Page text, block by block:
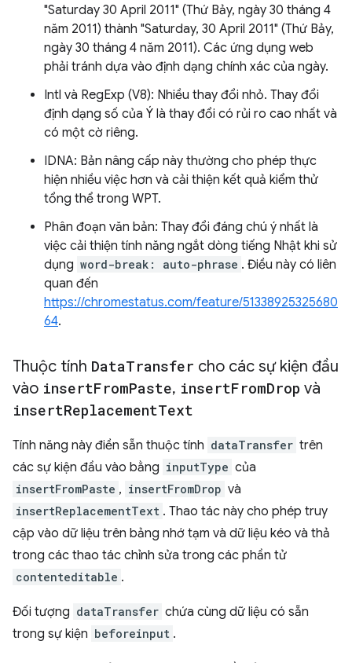
"Saturday 30 April 2011" (Thứ Bảy, ngày 30 tháng 4
năm 2011) thành "Saturday, 30 April 2011" (Thứ Bảy,
ngày 30 tháng 4 năm 2011). Các ứng dụng web
phải tránh dựa vào định dạng chính xác của ngày.
Intl và RegExp (V8): Nhiều thay đổi nhỏ. Thay đổi
định dạng số của Ý là thay đổi có rủi ro cao nhất và
có một cờ riêng.
IDNA: Bản nâng cấp này thường cho phép thực
hiện nhiều việc hơn và cải thiện kết quả kiểm thử
tổng thể trong WPT.
Phân đoạn văn bản: Thay đổi đáng chú ý nhất là
việc cải thiện tính năng ngắt dòng tiếng Nhật khi sử
dụng word-break: auto-phrase . Điều này có liên
quan đến
https://chromestatus.com/feature/51338925325680
64.
Thuộc tính DataTransfer cho các sự kiện đầu
vào insertFromPaste, insertFromDrop và
insertReplacementText
Tính năng này điền sẵn thuộc tính dataTransfer trên
các sự kiện đầu vào bằng inputType của
insertFromPaste , insertFromDrop và
insertReplacementText . Thao tác này cho phép truy
cập vào dữ liệu trên bảng nhớ tạm và dữ liệu kéo và thả
trong các thao tác chỉnh sửa trong các phần tử
contenteditable .
Đối tượng dataTransfer chứa cùng dữ liệu có sẵn
trong sự kiện beforeinput .